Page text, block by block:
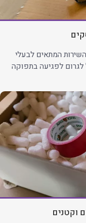
המתאים לבעלי
לפגיעה בתפוקה
וקטנים